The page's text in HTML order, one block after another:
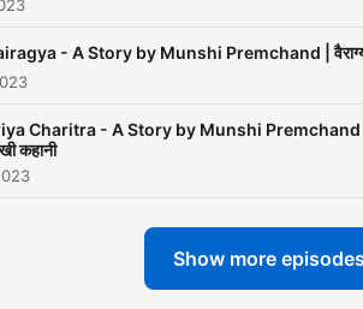
अन्तिम कहानी,
तथा मंगलसूत्र
गया प्रेमचंद का
स्वाधीनता संग्राम
आन्दोलनों के
- A Story by Munshi Premchand | वैराग्य -
Charitra - A Story by Munshi Premchand |
कहानी
Show more episodes